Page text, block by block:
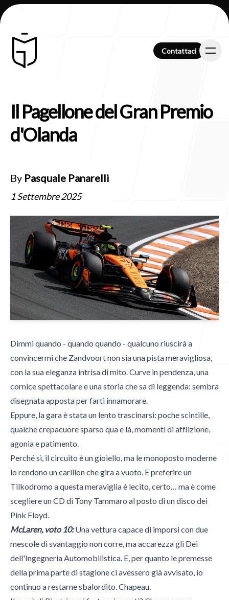
Contattaci
Contattaci
Chi Siamo
Clienti
Blog
Contatti
Contatti
mgpublishing@icloud.com
Hammer Time
Italian Wheel
Il Pagellone del Gran Premio
d'Olanda
By Pasquale Panarelli
1 Settembre 2025
Dimmi quando - quando quando - qualcuno riuscirà a
convincermi che Zandvoort non sia una pista meravigliosa,
con la sua eleganza intrisa di mito. Curve in pendenza, una
cornice spettacolare e una storia che sa di leggenda: sembra
disegnata apposta per farti innamorare.
Eppure, la gara è stata un lento trascinarsi: poche scintille,
qualche crepacuore sparso qua e là, momenti di afflizione,
agonia e patimento.
Perché sì, il circuito è un gioiello, ma le monoposto moderne
lo rendono un carillon che gira a vuoto. E preferire un
Tilkodromo a questa meraviglia è lecito, certo… ma è come
scegliere un CD di Tony Tammaro al posto di un disco dei
Pink Floyd.
McLaren, voto 10:Una vettura capace di imporsi con due
mescole di svantaggio non corre, ma accarezza gli Dei
dell'Ingegneria Automobilistica. E, per quanto le premesse
della prima parte di stagione ci avessero già avvisato, io
continuo a restarne sbalordito. Chapeau.